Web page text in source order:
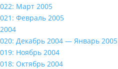
022: Март 2005
021: Февраль 2005
2004
020: Декабрь 2004 — Январь 2005
019: Ноябрь 2004
018: Октябрь 2004